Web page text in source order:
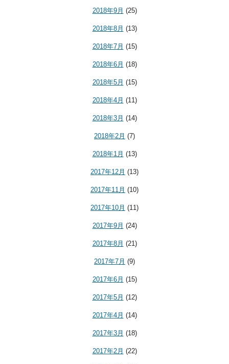
2018年9月 (25)
2018年8月 (13)
2018年7月 (15)
2018年6月 (18)
2018年5月 (15)
2018年4月 (11)
2018年3月 (14)
2018年2月 (7)
2018年1月 (13)
2017年12月 (13)
2017年11月 (10)
2017年10月 (11)
2017年9月 (24)
2017年8月 (21)
2017年7月 (9)
2017年6月 (15)
2017年5月 (12)
2017年4月 (14)
2017年3月 (18)
2017年2月 (22)